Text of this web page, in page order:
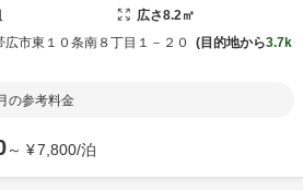
広さ8.2㎡
広市東１０条南８丁目１－２０ 目的地から3.7k
の参考料金
～ ¥7,800/泊